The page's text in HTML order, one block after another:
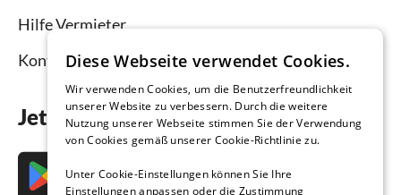
Hilfe Vermieter
Kontakt
Jetzt die App downloaden
Diese Webseite verwendet Cookies.
Wir verwenden Cookies, um die Benutzerfreundlichkeit
unserer Website zu verbessern. Durch die weitere
Nutzung unserer Webseite stimmen Sie der Verwendung
von Cookies gemäß unserer Cookie-Richtlinie zu.
Unter Cookie-Einstellungen können Sie Ihre
Einstellungen anpassen oder die Zustimmung